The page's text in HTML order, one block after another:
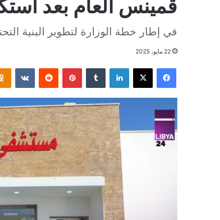
قمينس العام بعد
في إطار خطة الوزارة لتطوير البنية
22 مايو، 2025
فيسبوك ‫X لينكدإن بينتيريست